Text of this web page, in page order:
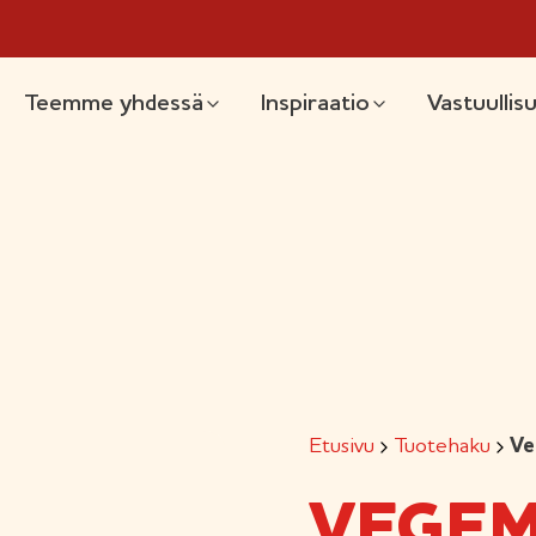
Teemme yhdessä Inspiraatio
Etusivu Tuotehaku